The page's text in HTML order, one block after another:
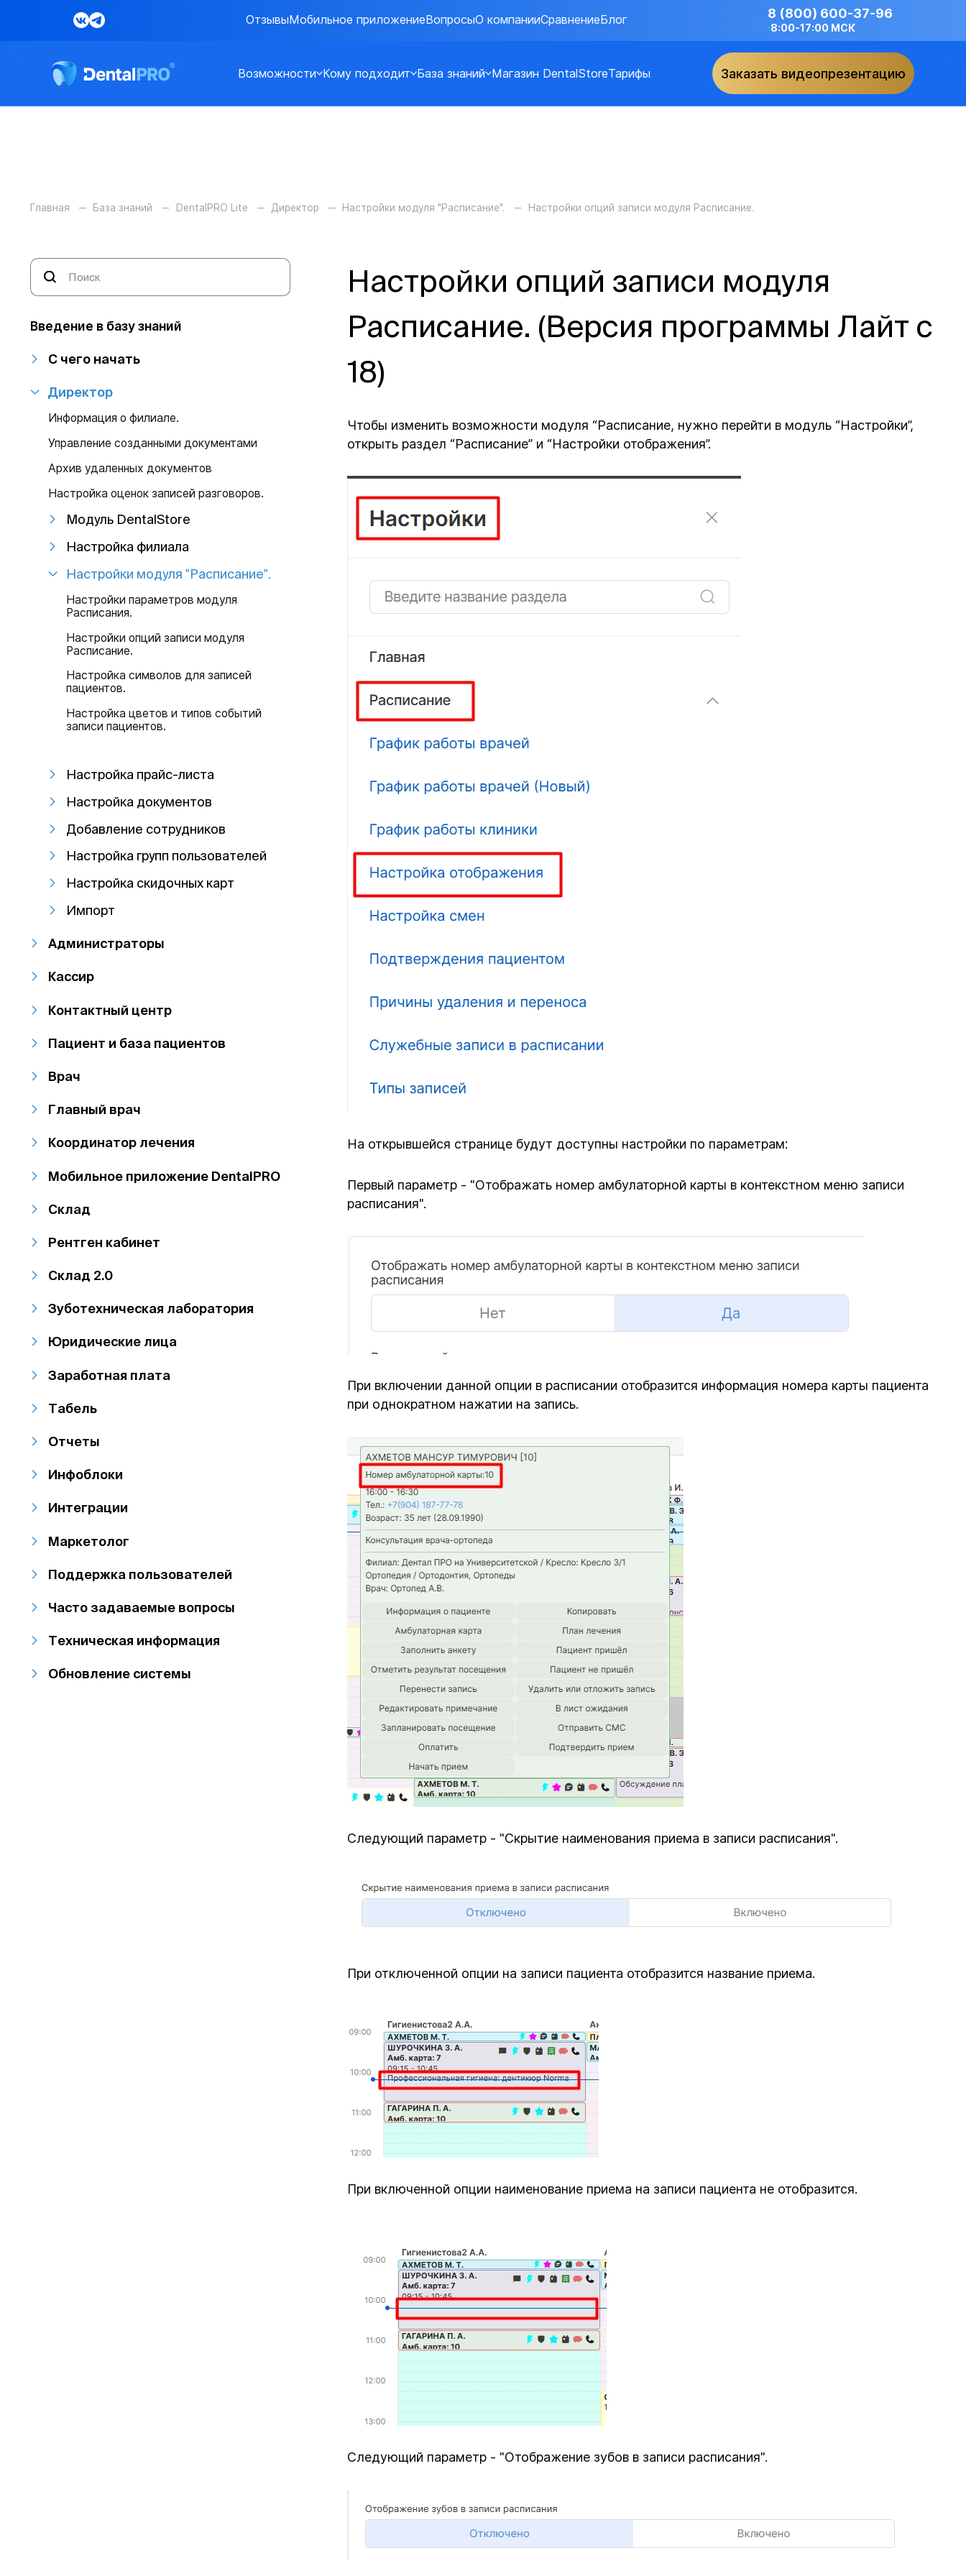
ОтзывыМобильное приложениеВопросыО компанииСравнениеБлог 8 (800) 600-37-96
8:00-17:00 МСК
Возможности Кому подходит База знаний Магазин DentalStoreТарифы Заказать видеопрезентацию
Главная База знаний DentalPRO Lite Директор Настройки модуля "Расписание". Настройки опций записи модуля Расписание.
Введение в базу знаний
С чего начать
Директор
Информация о филиале.
Управление созданными документами
Архив удаленных документов
Настройка оценок записей разговоров.
Модуль DentalStore
Настройка филиала
Настройки модуля "Расписание".
Настройки параметров модуля
Расписания.
Настройки опций записи модуля
Расписание.
Настройка символов для записей
пациентов.
Настройка цветов и типов событий
записи пациентов.
Настройка прайс-листа
Настройка документов
Добавление сотрудников
Настройка групп пользователей
Настройка скидочных карт
Импорт
Администраторы
Кассир
Контактный центр
Пациент и база пациентов
Врач
Главный врач
Координатор лечения
Мобильное приложение DentalPRO
Склад
Рентген кабинет
Склад 2.0
Зуботехническая лаборатория
Юридические лица
Заработная плата
Табель
Отчеты
Инфоблоки
Интеграции
Маркетолог
Поддержка пользователей
Часто задаваемые вопросы
Техническая информация
Обновление системы
Настройки опций записи модуля
Расписание. (Версия программы Лайт с
18)
Чтобы изменить возможности модуля “Расписание, нужно перейти в модуль “Настройки”,
открыть раздел “Расписание” и “Настройки отображения”.
На открывшейся странице будут доступны настройки по параметрам:
Первый параметр - "Отображать номер амбулаторной карты в контекстном меню записи
расписания".
При включении данной опции в расписании отобразится информация номера карты пациента
при однократном нажатии на запись.
Следующий параметр - "Скрытие наименования приема в записи расписания".
При отключенной опции на записи пациента отобразится название приема.
При включенной опции наименование приема на записи пациента не отобразится.
Следующий параметр - "Отображение зубов в записи расписания".